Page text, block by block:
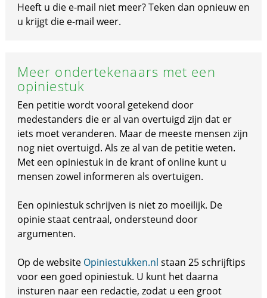
Heeft u die e-mail niet meer? Teken dan opnieuw en
u krijgt die e-mail weer.
Meer ondertekenaars met een
opiniestuk
Een petitie wordt vooral getekend door
medestanders die er al van overtuigd zijn dat er
iets moet veranderen. Maar de meeste mensen zijn
nog niet overtuigd. Als ze al van de petitie weten.
Met een opiniestuk in de krant of online kunt u
mensen zowel informeren als overtuigen.
Een opiniestuk schrijven is niet zo moeilijk. De
opinie staat centraal, ondersteund door
argumenten.
Op de website Opiniestukken.nl staan 25 schrijftips
voor een goed opiniestuk. U kunt het daarna
insturen naar een redactie, zodat u een groot